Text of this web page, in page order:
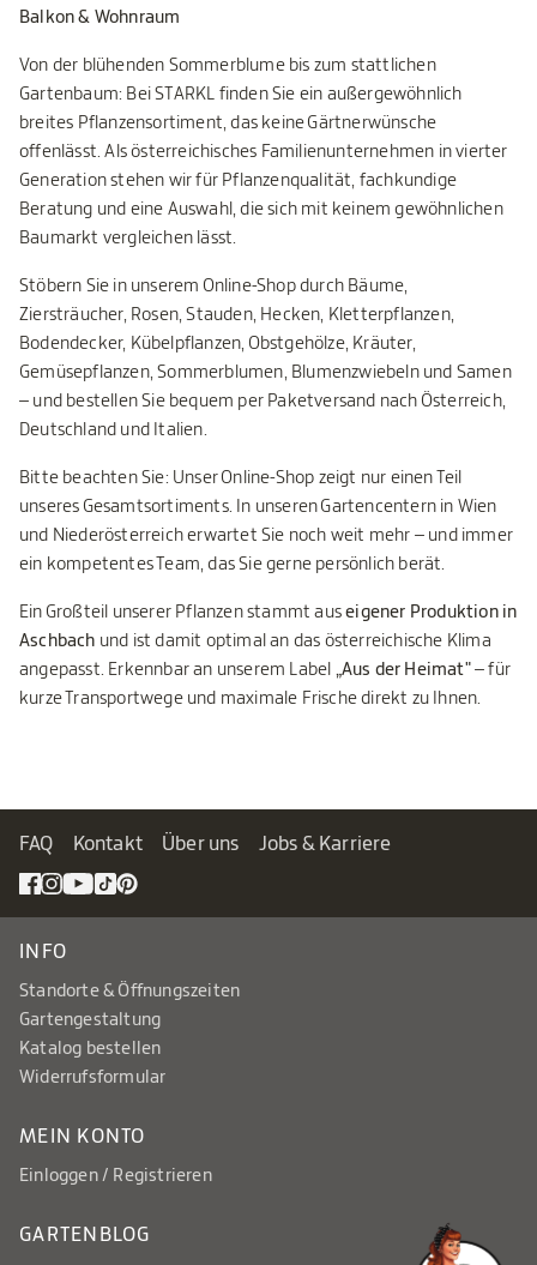
Balkon & Wohnraum
Von der blühenden Sommerblume bis zum stattlichen
Gartenbaum: Bei STARKL finden Sie ein außergewöhnlich
breites Pflanzensortiment, das keine Gärtnerwünsche
offenlässt. Als österreichisches Familienunternehmen in vierter
Generation stehen wir für Pflanzenqualität, fachkundige
Beratung und eine Auswahl, die sich mit keinem gewöhnlichen
Baumarkt vergleichen lässt.
Stöbern Sie in unserem Online-Shop durch Bäume,
Ziersträucher, Rosen, Stauden, Hecken, Kletterpflanzen,
Bodendecker, Kübelpflanzen, Obstgehölze, Kräuter,
Gemüsepflanzen, Sommerblumen, Blumenzwiebeln und Samen
– und bestellen Sie bequem per Paketversand nach Österreich,
Deutschland und Italien.
Bitte beachten Sie: Unser Online-Shop zeigt nur einen Teil
unseres Gesamtsortiments. In unseren Gartencentern in Wien
und Niederösterreich erwartet Sie noch weit mehr – und immer
ein kompetentes Team, das Sie gerne persönlich berät.
Ein Großteil unserer Pflanzen stammt auseigener Produktion in
Aschbach und ist damit optimal an das österreichische Klima
angepasst. Erkennbar an unserem Label „Aus der Heimat"– für
kurze Transportwege und maximale Frische direkt zu Ihnen.
FAQ Kontakt Über uns Jobs & Karriere
INFO
Standorte & Öffnungszeiten
Gartengestaltung
Katalog bestellen
Widerrufsformular
MEIN KONTO
Einloggen / Registrieren
GARTENBLOG